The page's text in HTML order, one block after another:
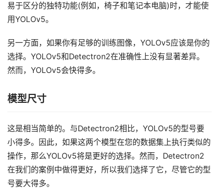
易于区分的独特功能(例如，椅子和笔记本电脑)时，才能使
用YOLOv5。
另一方面，如果你有足够的训练图像，YOLOv5应该是你的
选择。YOLOv5和Detectron2在准确性上没有显著差异。
然而，YOLOv5会快得多。
模型尺寸
这是相当简单的。与Detectron2相比，YOLOv5的型号要
小得多。因此，如果这两个模型在您的数据集上执行类似的
操作，那么YOLOv5将是更好的选择。然而，Detectron2
在我们的案例中做得更好，所以我们选择了它，尽管它的型
号要大得多。